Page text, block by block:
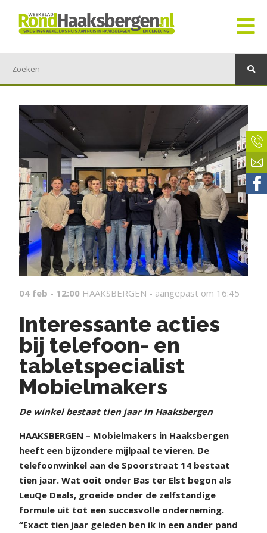
04 feb - 12:00 HAAKSBERGEN - aangepast om 16:45
Interessante acties
bij telefoon- en
tabletspecialist
Mobielmakers
De winkel bestaat tien jaar in Haaksbergen
HAAKSBERGEN – Mobielmakers in Haaksbergen
heeft een bijzondere mijlpaal te vieren. De
telefoonwinkel aan de Spoorstraat 14 bestaat
tien jaar. Wat ooit onder Bas ter Elst begon als
LeuQe Deals, groeide onder de zelfstandige
formule uit tot een succesvolle onderneming.
“Exact tien jaar geleden ben ik in een ander pand